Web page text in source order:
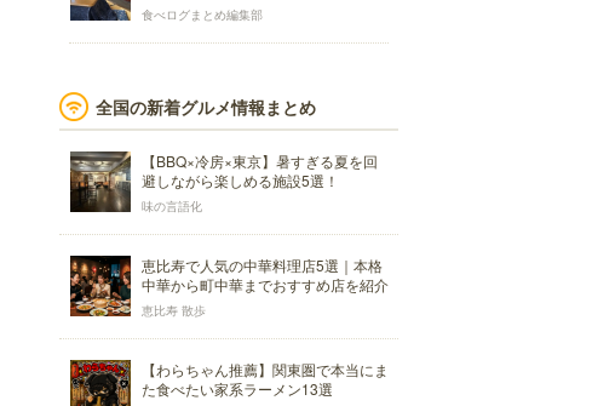
食べログまとめ編集部
全国の新着グルメ情報まとめ
【BBQ×冷房×東京】暑すぎる夏を回
避しながら楽しめる施設5選！
味の言語化
恵比寿で人気の中華料理店5選｜本格
中華から町中華までおすすめ店を紹介
恵比寿 散歩
【わらちゃん推薦】関東圏で本当にま
た食べたい家系ラーメン13選